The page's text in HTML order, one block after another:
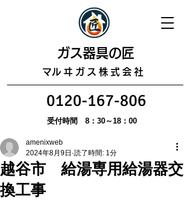
​ガス器具の匠
​マルヰガス株式会社
0120-167-806
受付時間 8：30～18：00
越谷市 給湯専用給湯器交
換工事
amenixweb
2024年8月9日 読了時間: 1分